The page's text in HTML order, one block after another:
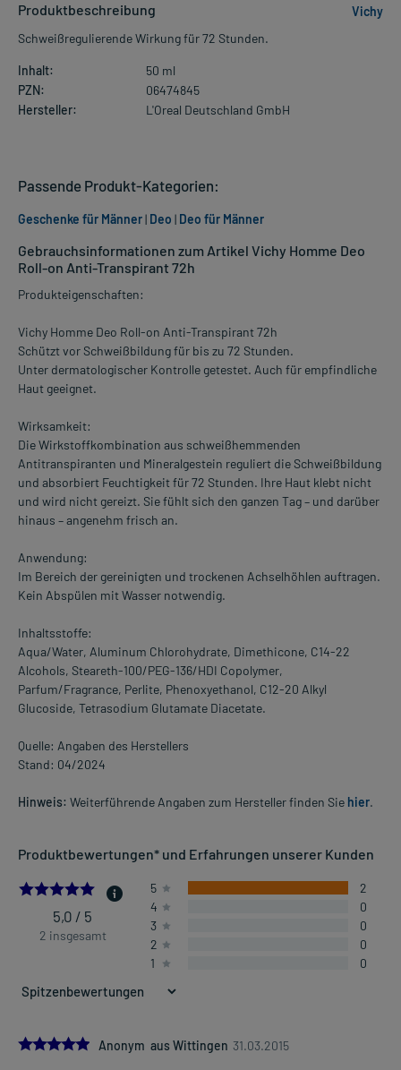
Produktbeschreibung
Vichy
Schweißregulierende Wirkung für 72 Stunden.
Inhalt:
50 ml
PZN:
06474845
Hersteller:
L'Oreal Deutschland GmbH
Gebrauchsinformationen zum Artikel Vichy Homme Deo
Roll-on Anti-Transpirant 72h
Produkteigenschaften:
Vichy Homme Deo Roll-on Anti-Transpirant 72h
Schützt vor Schweißbildung für bis zu 72 Stunden.
Unter dermatologischer Kontrolle getestet. Auch für empfindliche
Haut geeignet.
Wirksamkeit:
Die Wirkstoffkombination aus schweißhemmenden
Antitranspiranten und Mineralgestein reguliert die Schweißbildung
und absorbiert Feuchtigkeit für 72 Stunden. Ihre Haut klebt nicht
und wird nicht gereizt. Sie fühlt sich den ganzen Tag – und darüber
hinaus – angenehm frisch an.
Anwendung:
Im Bereich der gereinigten und trockenen Achselhöhlen auftragen.
Kein Abspülen mit Wasser notwendig.
Inhaltsstoffe:
Aqua/Water, Aluminum Chlorohydrate, Dimethicone, C14-22
Alcohols, Steareth-100/PEG-136/HDI Copolymer,
Parfum/Fragrance, Perlite, Phenoxyethanol, C12-20 Alkyl
Glucoside, Tetrasodium Glutamate Diacetate.
Quelle: Angaben des Herstellers
Stand: 04/2024
Hinweis: Weiterführende Angaben zum Hersteller finden Sie hier.
Produktbewertungen* und Erfahrungen unserer Kunden
5.0
5,0 / 5
2 insgesamt
5
2
4
0
3
0
2
0
1
0
5.0Anonym aus Wittingen 31.03.2015
Passende Produkt-Kategorien:
Geschenke für Männer| Deo | Deo für Männer